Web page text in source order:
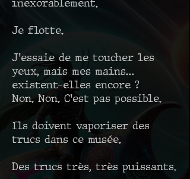
inexorablement.
Je flotte.
J’essaie de me toucher les
yeux, mais mes mains…
existent-elles encore ?
Non. Non. C’est pas possible.
Ils doivent vaporiser des
trucs dans ce musée.
Des trucs très, très puissants.